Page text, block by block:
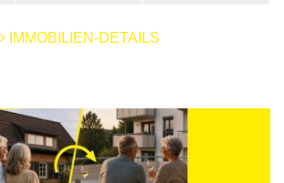
IMMOBILIEN-DETAILS